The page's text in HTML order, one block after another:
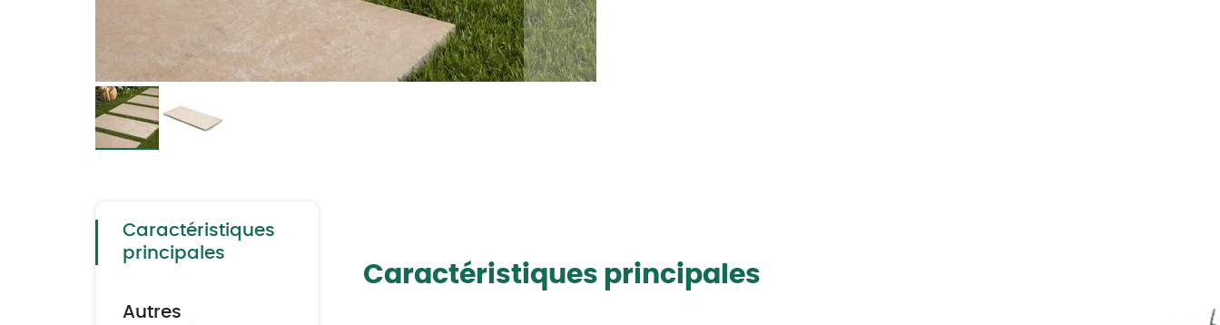
the
imagesCaractéristiques
principales
Autres
Caractéristiques principales